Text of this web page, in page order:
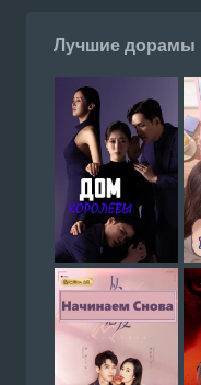
Лучшие дорамы